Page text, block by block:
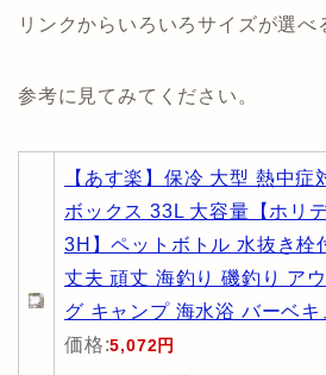
リンクからいろいろサイズが選べ
参考に見てみてください。
【あす楽】保冷 大型 熱中症
ボックス 33L 大容量【ホリ
3H】ペットボトル 水抜き栓
丈夫 頑丈 海釣り 磯釣り ア
グ キャンプ 海水浴 バーベ
価格:5,072円